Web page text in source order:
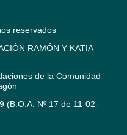
reservados
RAMÓN Y KATIA
de la Comunidad
(B.O.A. Nº 17 de 11-02-